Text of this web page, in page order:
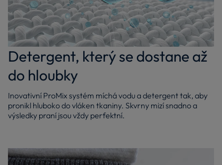
Detergent, který se dostane až
do hloubky
Inovativní ProMix systém míchá vodu a detergent tak, aby
pronikl hluboko do vláken tkaniny. Skvrny mizí snadno a
výsledky praní jsou vždy perfektní.